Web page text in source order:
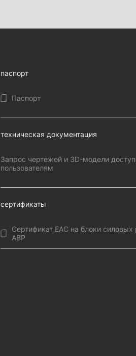
паспорт
Паспорт
техническая документация
Запрос чертежей и 3D-модели
пользователям
сертификаты
Сертификат EAC на блоки силовых
АВР